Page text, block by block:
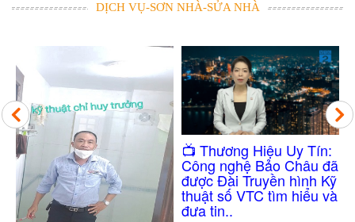
DỊCH VỤ-SƠN NHÀ-SỬA NHÀ
​📺 Thương Hiệu Uy Tín:
Công nghệ Bảo Châu đã
được Đài Truyền hình Kỹ
thuật số VTC tìm hiểu và
đưa tin..
Công Nghệ Chống
Thấm Nhà Vệ Sinh
Không Cần Đục Gạch